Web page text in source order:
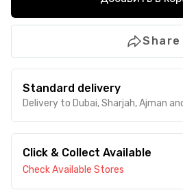
Share
Standard delivery
Delivery to Dubai, Sharjah, Ajman
Click & Collect Available
Check Available Stores